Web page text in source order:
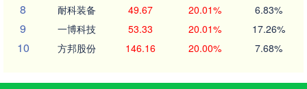
8 耐科装备 49.67 20.01% 6.83%
9 一博科技 53.33 20.01% 17.26%
10 方邦股份 146.16 20.00% 7.68%